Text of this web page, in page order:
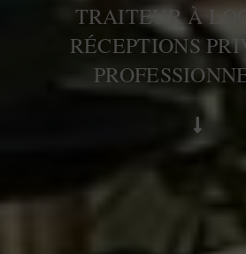
TRAITEUR À
RÉCEPTIONS